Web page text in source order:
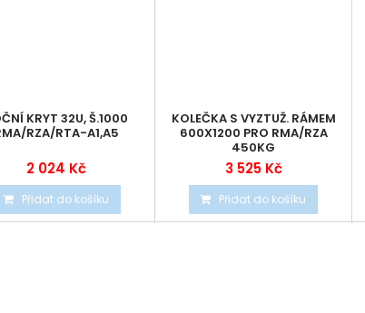
KRYT 32U, Š.1000
RZA/RTA-A1,A5
2 024 Kč
Přidat do košíku
KOLEČKA S VYZTUŽ. RÁMEM
600X1200 PRO RMA/RZA
450KG
3 525 Kč
Přidat do košíku